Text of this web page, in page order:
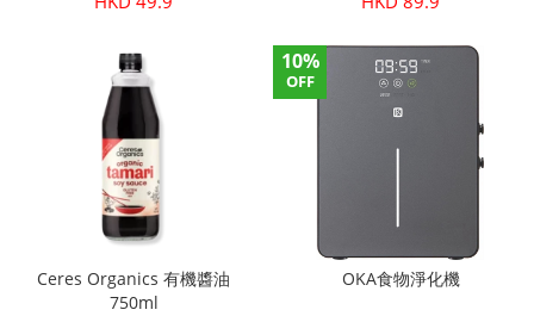
Ceres Organics 有機醬油
750ml
10%
OFF
OKA食物淨化機